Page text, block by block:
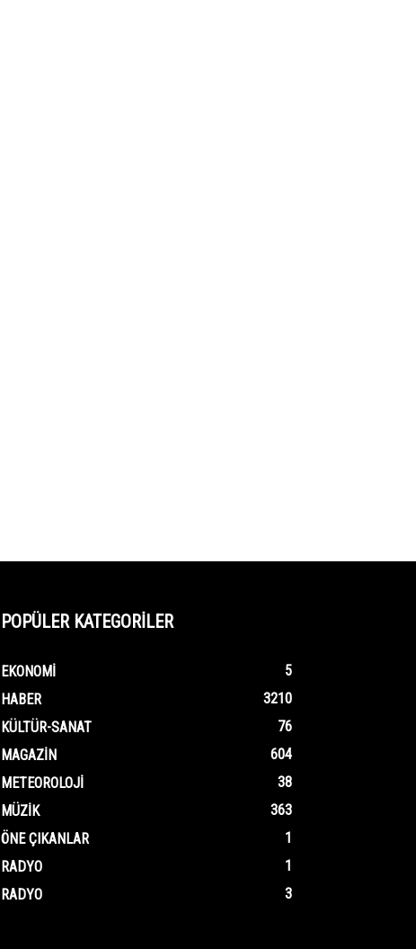
POPÜLER KATEGORİLER
EKONOMI
5
HABER
3210
KÜLTÜR-SANAT
76
MAGAZIN
604
METEOROLOJI
38
MÜZIK
363
ÖNE ÇIKANLAR
1
RADYO
1
RADYO
3